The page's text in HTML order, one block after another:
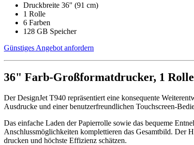
Druckbreite 36" (91 cm)
1 Rolle
6 Farben
128 GB Speicher
Günstiges Angebot anfordern
36" Farb-Großformatdrucker, 1 Rolle
Der DesignJet T940 repräsentiert eine konsequente
Ausdrucke und einer benutzerfreundlichen Touchscreen-
Das einfache Laden der Papierrolle sowie das bequeme
Anschlussmöglichkeiten komplettieren das Gesamtbild.
drucken und höchste Effizienz schätzen.